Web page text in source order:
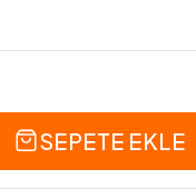
SEPETE EKLE